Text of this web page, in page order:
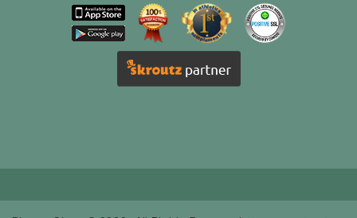
υδατανθράκων.
High5 Energy Gel περιέχει τους
ηλεκτρολύτες νάτριο και κάλιο
απαραίτητοι για τη διαδικασία του μεταβολισμού των
μετατροπή των υδατανθράκων σε ενέργεια. Η απώλεια